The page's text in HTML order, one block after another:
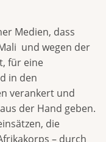
Medien, dass
und wegen der
für eine
in den
verankert und
der Hand geben.
die
– durch